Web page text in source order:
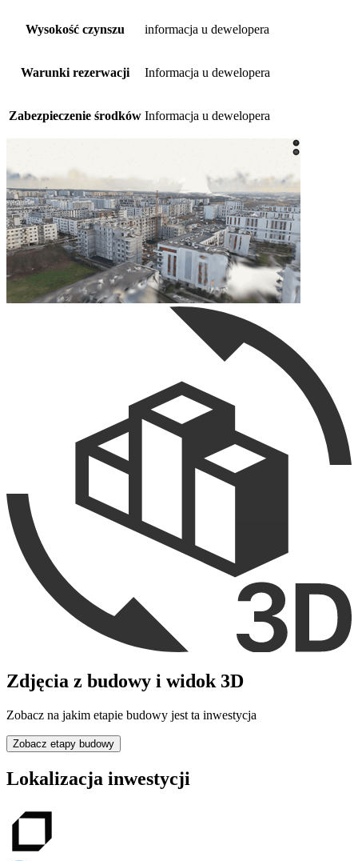
Wysokość czynszu informacja u dewelopera
Warunki rezerwacji Informacja u dewelopera
Zabezpieczenie środków Informacja u dewelopera
Zdjęcia z budowy i widok 3D
Zobacz na jakim etapie budowy jest ta inwestycja
Zobacz etapy budowy
Lokalizacja inwestycji